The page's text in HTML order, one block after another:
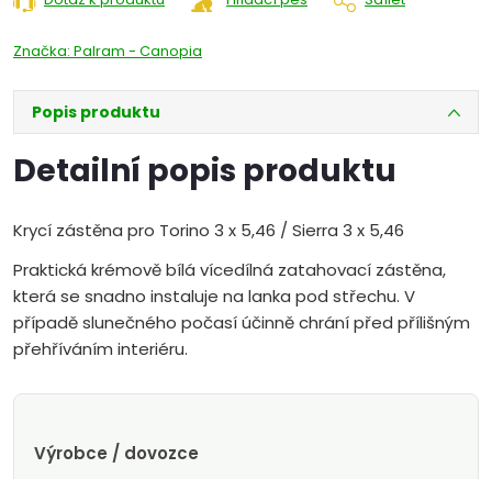
Značka: Palram - Canopia
Popis produktu
Detailní popis produktu
Krycí zástěna pro Torino 3 x 5,46 / Sierra 3 x 5,46
Praktická krémově bílá vícedílná zatahovací zástěna,
která se snadno instaluje na lanka pod střechu. V
případě slunečného počasí účinně chrání před přílišným
přehříváním interiéru.
Výrobce / dovozce